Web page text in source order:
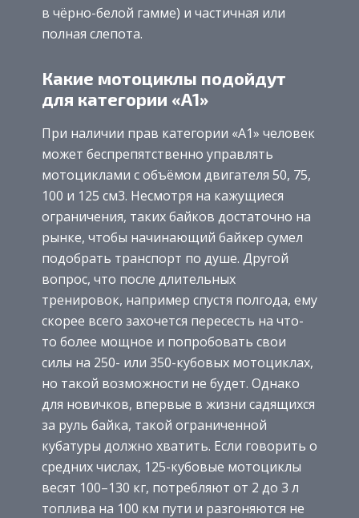
в чёрно-белой гамме) и частичная или
полная слепота.
Какие мотоциклы подойдут
для категории «А1»
При наличии прав категории «А1» человек
может беспрепятственно управлять
мотоциклами с объёмом двигателя 50, 75,
100 и 125 см3. Несмотря на кажущиеся
ограничения, таких байков достаточно на
рынке, чтобы начинающий байкер сумел
подобрать транспорт по душе. Другой
вопрос, что после длительных
тренировок, например спустя полгода, ему
скорее всего захочется пересесть на что-
то более мощное и попробовать свои
силы на 250- или 350-кубовых мотоциклах,
но такой возможности не будет. Однако
для новичков, впервые в жизни садящихся
за руль байка, такой ограниченной
кубатуры должно хватить. Если говорить о
средних числах, 125-кубовые мотоциклы
весят 100–130 кг, потребляют от 2 до 3 л
топлива на 100 км пути и разгоняются не